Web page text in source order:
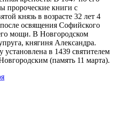
пророческие книги с
князь в возрасте 32 лет 4
освящения Софийского
мощи. В Новгородском
княгиня Александра.
в 1439 святителем
(память 11 марта).